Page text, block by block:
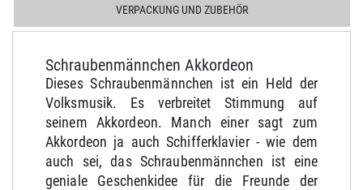
VERPACKUNG UND ZUBEHÖR
Schraubenmännchen Akkordeon
Dieses Schraubenmännchen ist ein Held der
Volksmusik. Es verbreitet Stimmung auf
seinem Akkordeon. Manch einer sagt zum
Akkordeon ja auch Schifferklavier - wie dem
auch sei, das Schraubenmännchen ist eine
geniale Geschenkidee für die Freunde der